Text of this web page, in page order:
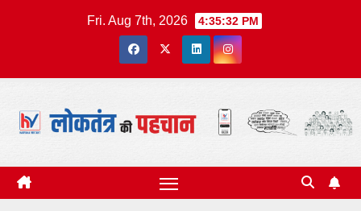
Fri. Aug 7th, 2026 4:35:32 PM